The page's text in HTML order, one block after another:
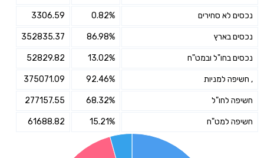
נכסים לא סחירים 0.82%
3306.59
נכסים בארץ 86.98%
352835.37
נכסים בחו"ל ובמט"ח 13.02%
52829.82
, חשיפה למניות 92.46%
375071.09
חשיפה לחו"ל 68.32%
277157.55
חשיפה למט"ח 15.21%
61688.82